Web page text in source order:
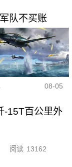
队不买账
08-05
-15T百公里外
阅读 13162